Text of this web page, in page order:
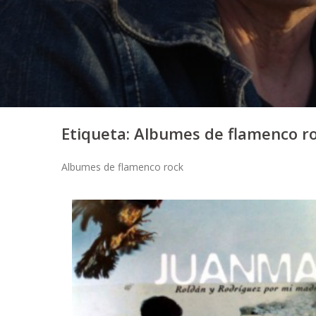
Etiqueta: Albumes de flamenco
Albumes de flamenco rock